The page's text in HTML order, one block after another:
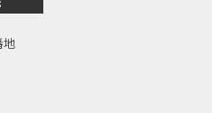
地